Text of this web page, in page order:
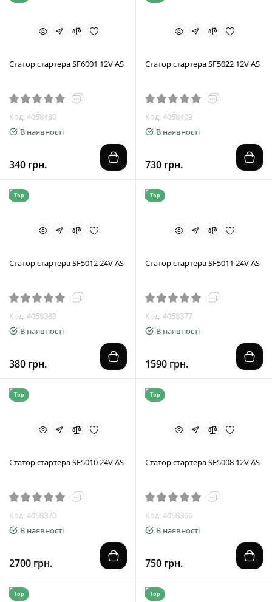
Статор стартера SF6001 12V AS
Код: 4058480
В наявності
340 грн.
Статор стартера SF5022 12V AS
Код: 4058409
В наявності
730 грн.
Top
Статор стартера SF5012 24V AS
Код: 4058383
В наявності
380 грн.
Top
Статор стартера SF5011 24V AS
Код: 4058377
В наявності
1590 грн.
Top
Статор стартера SF5010 24V AS
Код: 4058370
В наявності
2700 грн.
Top
Статор стартера SF5008 12V AS
Код: 4058366
В наявності
750 грн.
Top Top